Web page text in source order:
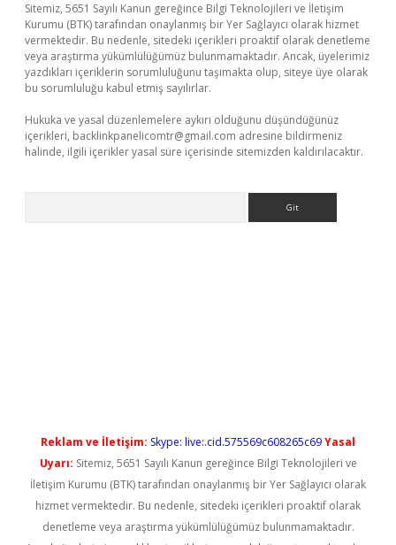
Sitemiz, 5651 Sayılı Kanun gereğince Bilgi Teknolojileri ve İletişim
Kurumu (BTK) tarafından onaylanmış bir Yer Sağlayıcı olarak hizmet
vermektedir. Bu nedenle, sitedeki içerikleri proaktif olarak denetleme
veya araştırma yükümlülüğümüz bulunmamaktadır. Ancak, üyelerimiz
yazdıkları içeriklerin sorumluluğunu taşımakta olup, siteye üye olarak
bu sorumluluğu kabul etmiş sayılırlar.
Hukuka ve yasal düzenlemelere aykırı olduğunu düşündüğünüz
içerikleri, backlinkpanelicomtr@gmail.com adresine bildirmeniz
halinde, ilgili içerikler yasal süre içerisinde sitemizden kaldırılacaktır.
Reklam ve İletişim: Skype: live:.cid.575569c608265c69Yasal
Uyarı: Sitemiz, 5651 Sayılı Kanun gereğince Bilgi Teknolojileri ve
İletişim Kurumu (BTK) tarafından onaylanmış bir Yer Sağlayıcı olarak
hizmet vermektedir. Bu nedenle, sitedeki içerikleri proaktif olarak
denetleme veya araştırma yükümlülüğümüz bulunmamaktadır.